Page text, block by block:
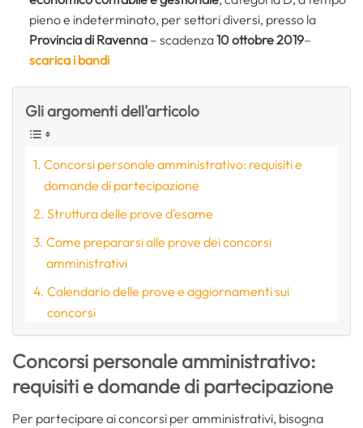
pieno e indeterminato, per settori diversi, presso la
Provincia di Ravenna– scadenza10 ottobre 2019–
scarica i bandi
Gli argomenti dell'articolo
Concorsi personale amministrativo: requisiti e
domande di partecipazione
Struttura delle prove d’esame
Come prepararsi alle prove dei concorsi
amministrativi
Calendario delle prove e aggiornamenti sui
concorsi
Concorsi personale amministrativo:
requisiti e domande di partecipazione
Per partecipare ai concorsi per amministrativi, bisogna